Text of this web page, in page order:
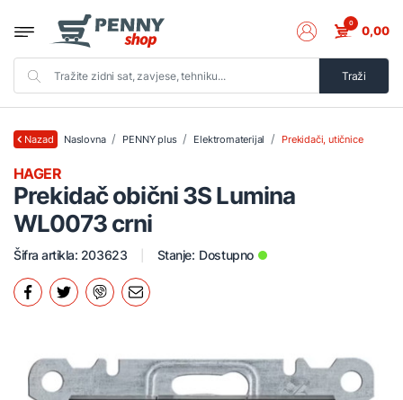
Traži
0 0,00
Nazad Naslovna PENNY plus Elektromaterijal Prekidači, utičnice
Prekidač obični 3S Lumina
WL0073 crni
HAGER
Šifra artikla: 203623 Stanje: Dostupno